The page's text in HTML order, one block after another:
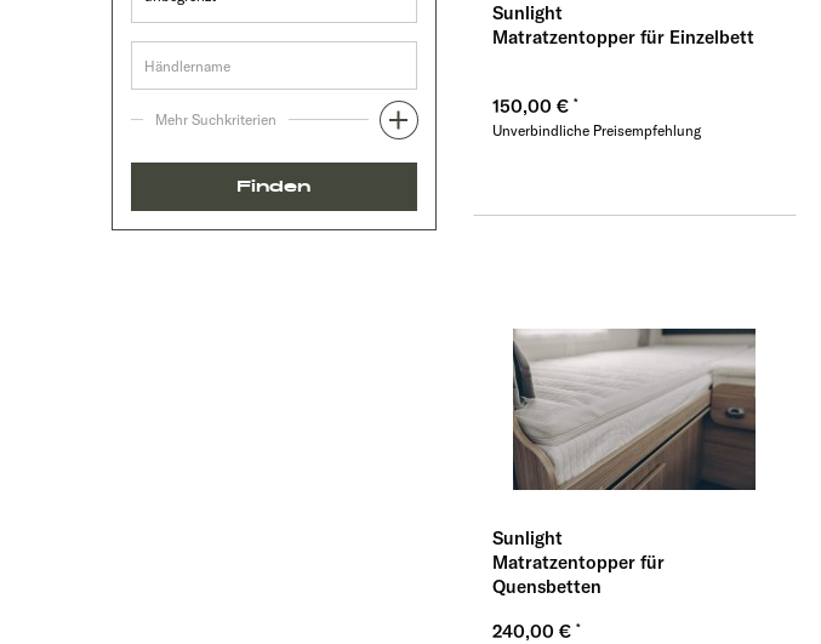
Mehr Suchkriterien
Finden
Sunlight
Matratzentopper für Einzelbett
150,00 €
Unverbindliche Preisempfehlung
Sunlight
Matratzentopper für
Quensbetten
240,00 €